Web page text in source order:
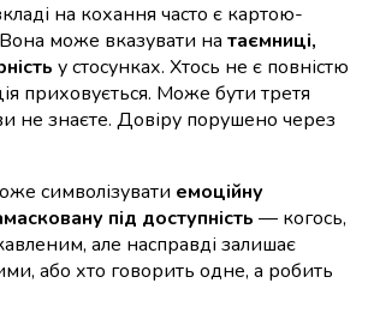
на кохання часто є картою-
може вказувати на таємниці,
у стосунках. Хтось не є повністю
приховується. Може бути третя
не знаєте. Довіру порушено через
символізувати емоційну
під доступність — когось,
але насправді залишає
або хто говорить одне, а робить